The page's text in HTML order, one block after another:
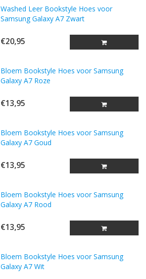
Washed Leer Bookstyle Hoes voor
Samsung Galaxy A7 Zwart
€20,95
Bloem Bookstyle Hoes voor Samsung
Galaxy A7 Roze
€13,95
Bloem Bookstyle Hoes voor Samsung
Galaxy A7 Goud
€13,95
Bloem Bookstyle Hoes voor Samsung
Galaxy A7 Rood
€13,95
Bloem Bookstyle Hoes voor Samsung
Galaxy A7 Wit